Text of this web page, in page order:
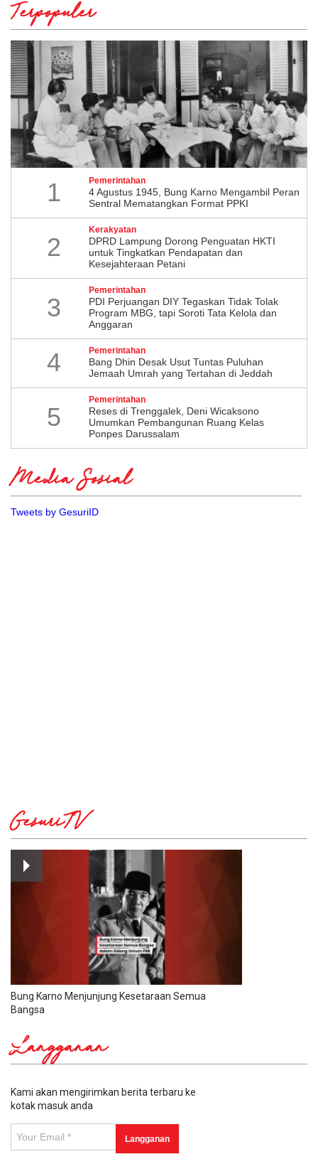
Terpopuler
1 Pemerintahan
4 Agustus 1945, Bung Karno Mengambil Peran
Sentral Mematangkan Format PPKI
2
Kerakyatan
DPRD Lampung Dorong Penguatan HKTI
untuk Tingkatkan Pendapatan dan
Kesejahteraan Petani
3
Pemerintahan
PDI Perjuangan DIY Tegaskan Tidak Tolak
Program MBG, tapi Soroti Tata Kelola dan
Anggaran
4 Pemerintahan
Bang Dhin Desak Usut Tuntas Puluhan
Jemaah Umrah yang Tertahan di Jeddah
5
Pemerintahan
​Reses di Trenggalek, Deni Wicaksono
Umumkan Pembangunan Ruang Kelas
Ponpes Darussalam
Media Sosial
Tweets by GesuriID
GesuriTV
Bung Karno Menjunjung Kesetaraan Semua
Bangsa
Langganan
Kami akan mengirimkan berita terbaru ke
kotak masuk anda